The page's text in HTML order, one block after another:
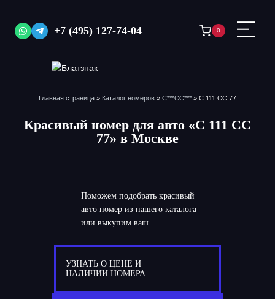
содержимому+7 (495) 127-74-04 0
Главная страница » Каталог номеров » С***СС*** » С 111 СС 77
Красивый номер для авто «С 111 СС
77» в Москве
Поможем подобрать красивый
авто номер из нашего каталога
или выкупим ваш.
С 111 СС
УЗНАТЬ О ЦЕНЕ И
НАЛИЧИИ НОМЕРА